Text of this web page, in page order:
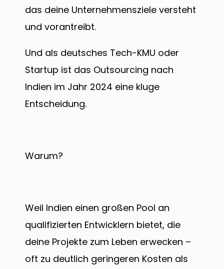
das deine Unternehmensziele versteht
und vorantreibt.
Und als deutsches Tech-KMU oder
Startup ist das Outsourcing nach
Indien im Jahr 2024 eine kluge
Entscheidung.
Warum?
Weil Indien einen großen Pool an
qualifizierten Entwicklern bietet, die
deine Projekte zum Leben erwecken –
oft zu deutlich geringeren Kosten als